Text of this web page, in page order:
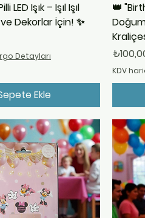
LED Işık – Işıl Işıl
Dekorlar İçin! ✨
Detayları
Ekle
👑
Fiyat
KDV